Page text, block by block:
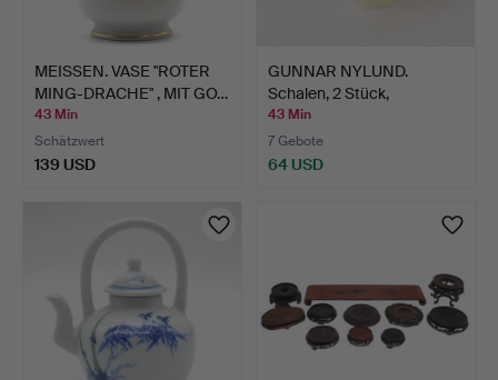
MEISSEN. VASE "ROTER
MING-DRACHE" , MIT GO…
43 Min
Schätzwert
139 USD
GUNNAR NYLUND.
Schalen, 2 Stück,
"Paranta"…
43 Min
7 Gebote
64 USD